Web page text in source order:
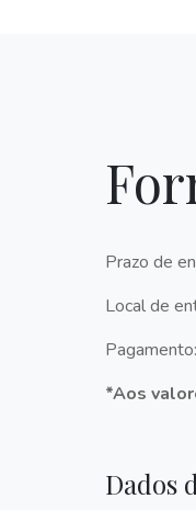
Prazo de
Local de
*Aos
Dados